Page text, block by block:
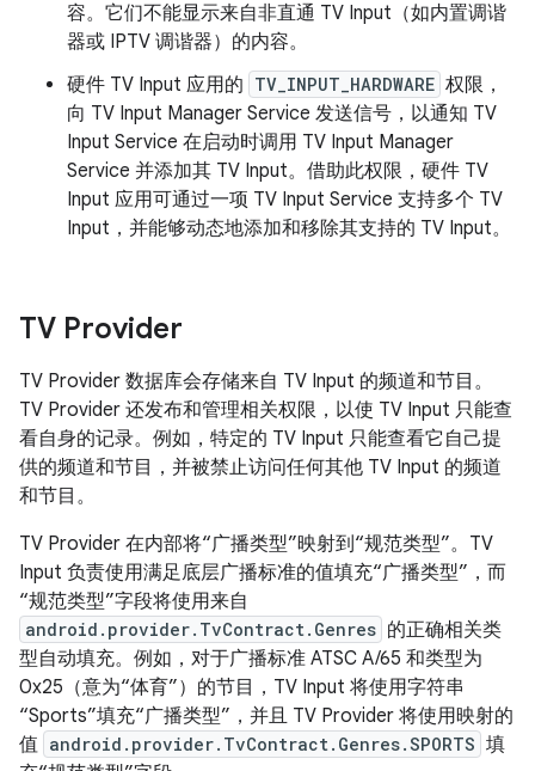
容。它们不能显示来自非直通 TV Input（如内置调谐
器或 IPTV 调谐器）的内容。
硬件 TV Input 应用的 TV_INPUT_HARDWARE 权限，
向 TV Input Manager Service 发送信号，以通知 TV
Input Service 在启动时调用 TV Input Manager
Service 并添加其 TV Input。借助此权限，硬件 TV
Input 应用可通过一项 TV Input Service 支持多个 TV
Input，并能够动态地添加和移除其支持的 TV Input。
TV Provider
TV Provider 数据库会存储来自 TV Input 的频道和节目。
TV Provider 还发布和管理相关权限，以使 TV Input 只能查
看自身的记录。例如，特定的 TV Input 只能查看它自己提
供的频道和节目，并被禁止访问任何其他 TV Input 的频道
和节目。
TV Provider 在内部将“广播类型”映射到“规范类型”。TV
Input 负责使用满足底层广播标准的值填充“广播类型”，而
“规范类型”字段将使用来自
android.provider.TvContract.Genres 的正确相关类
型自动填充。例如，对于广播标准 ATSC A/65 和类型为
0x25（意为“体育”）的节目，TV Input 将使用字符串
“Sports”填充“广播类型”，并且 TV Provider 将使用映射的
值 android.provider.TvContract.Genres.SPORTS 填